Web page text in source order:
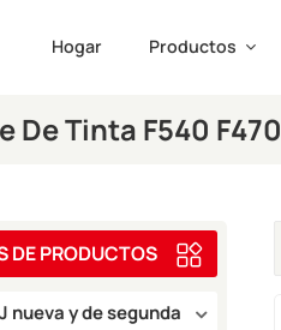
Hogar Productos
De Tinta F540 F470
DE PRODUCTOS
nueva y de segunda